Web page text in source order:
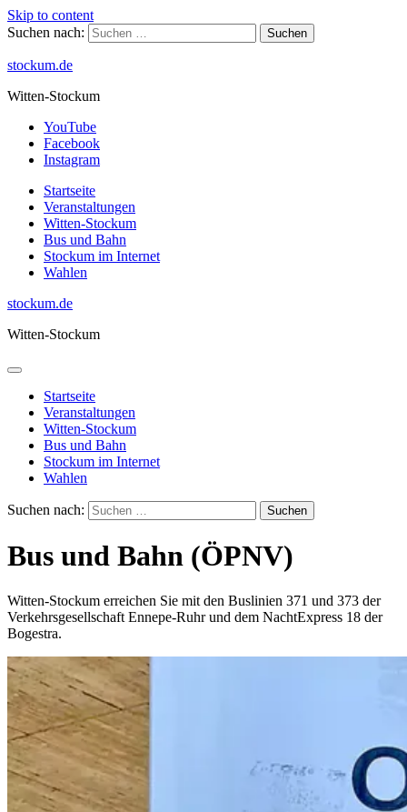
Skip to content
Suchen nach:
stockum.de
Witten-Stockum
YouTube
Facebook
Instagram
Startseite
Veranstaltungen
Witten-Stockum
Bus und Bahn
Stockum im Internet
Wahlen
stockum.de
Witten-Stockum
Startseite
Veranstaltungen
Witten-Stockum
Bus und Bahn
Stockum im Internet
Wahlen
Suchen nach:
Bus und Bahn (ÖPNV)
Witten-Stockum erreichen Sie mit den Buslinien 371 und 373 der
Verkehrsgesellschaft Ennepe-Ruhr und dem NachtExpress 18 der
Bogestra.